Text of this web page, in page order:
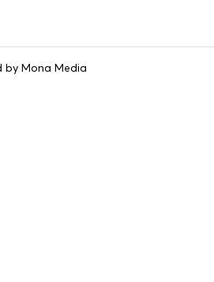
by Mona Media